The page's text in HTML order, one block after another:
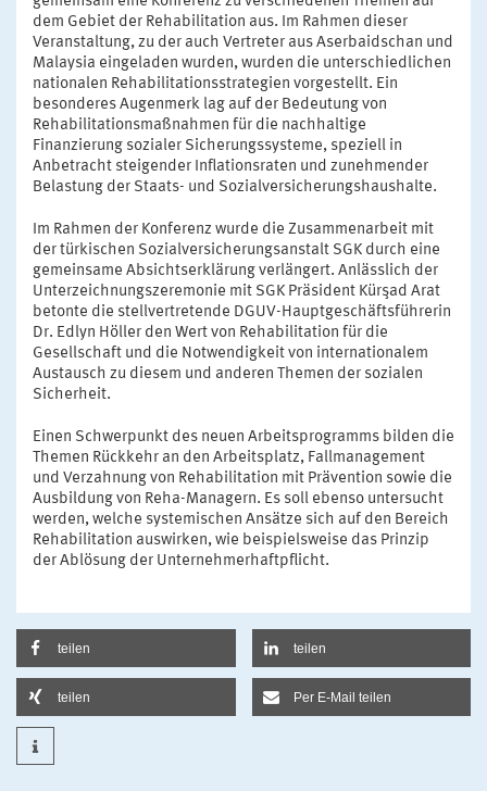
dem Gebiet der Rehabilitation aus. Im Rahmen dieser
Veranstaltung, zu der auch Vertreter aus Aserbaidschan und
Malaysia eingeladen wurden, wurden die unterschiedlichen
nationalen Rehabilitationsstrategien vorgestellt. Ein
besonderes Augenmerk lag auf der Bedeutung von
Rehabilitationsmaßnahmen für die nachhaltige
Finanzierung sozialer Sicherungssysteme, speziell in
Anbetracht steigender Inflationsraten und zunehmender
Belastung der Staats- und Sozialversicherungshaushalte.
Im Rahmen der Konferenz wurde die Zusammenarbeit mit
der türkischen Sozialversicherungsanstalt SGK durch eine
gemeinsame Absichtserklärung verlängert. Anlässlich der
Unterzeichnungszeremonie mit SGK Präsident Kürşad Arat
betonte die stellvertretende DGUV-Hauptgeschäftsführerin
Dr. Edlyn Höller den Wert von Rehabilitation für die
Gesellschaft und die Notwendigkeit von internationalem
Austausch zu diesem und anderen Themen der sozialen
Sicherheit.
Einen Schwerpunkt des neuen Arbeitsprogramms bilden die
Themen Rückkehr an den Arbeitsplatz, Fallmanagement
und Verzahnung von Rehabilitation mit Prävention sowie die
Ausbildung von Reha-Managern. Es soll ebenso untersucht
werden, welche systemischen Ansätze sich auf den Bereich
Rehabilitation auswirken, wie beispielsweise das Prinzip
der Ablösung der Unternehmerhaftpflicht.
teilen teilen
teilen Per E-Mail teilen